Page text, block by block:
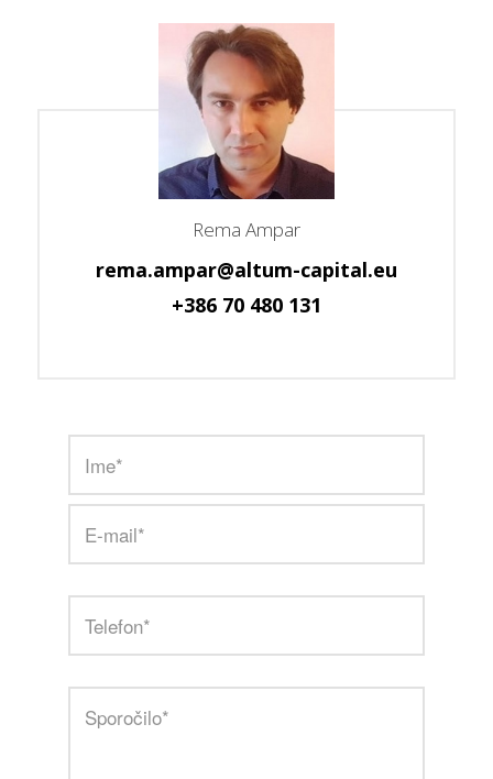
Rema Ampar
rema.ampar@altum-capital.eu
+386 70 480 131